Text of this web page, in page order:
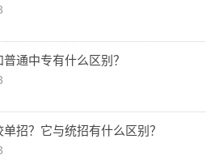
通中专有什么区别？
招？它与统招有什么区别？